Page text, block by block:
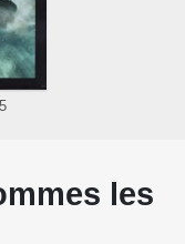
les